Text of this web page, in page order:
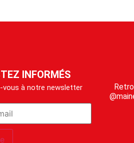
INFORMÉS
vous à notre newsletter